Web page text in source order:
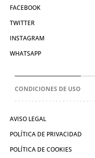
FACEBOOK
TWITTER
INSTAGRAM
WHATSAPP
CONDICIONES DE USO
AVISO LEGAL
POLÍTICA DE PRIVACIDAD
POLÍTICA DE COOKIES